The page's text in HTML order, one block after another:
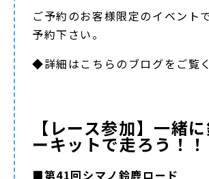
ご予約のお客様限定のイベント
予約下さい。
◆詳細はこちらのブログをご覧
【レース参加】一緒
ーキットで走ろう！！
■第41回シマノ鈴鹿ロード